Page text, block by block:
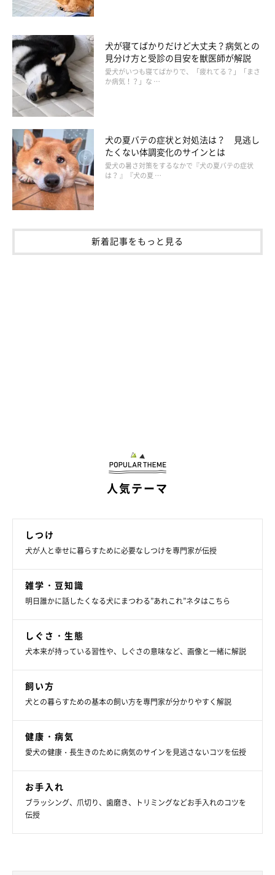
にとらわれず、そのときの状態を的確に判断します
犬が寝てばかりだけど大丈夫？病気との
見分け方と受診の目安を獣医師が解説
愛犬がいつも寝てばかりで、「疲れてる？」「まさ
か病気！？」な …
犬の夏バテの症状と対処法は？ 見逃し
たくない体調変化のサインとは
愛犬の暑さ対策をするなかで『犬の夏バテの症状
は？ 』『犬の夏 …
新着記事をもっと見る
人気テーマ
しつけ
犬が人と幸せに暮らすために必要なしつけを専門家が伝授
雑学・豆知識
明日誰かに話したくなる犬にまつわる”あれこれ”ネタはこちら
しぐさ・生態
犬本来が持っている習性や、しぐさの意味など、画像と一緒に解説
飼い方
犬との暮らすための基本の飼い方を専門家が分かりやすく解説
健康・病気
愛犬の健康・長生きのために病気のサインを見逃さないコツを伝授
お手入れ
ブラッシング、爪切り、歯磨き、トリミングなどお手入れのコツを
伝授